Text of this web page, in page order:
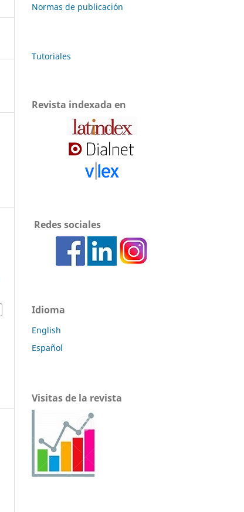
Normas de publicación
Tutoriales
Revista indexada en
Redes sociales
Idioma
English
Español
Visitas de la revista